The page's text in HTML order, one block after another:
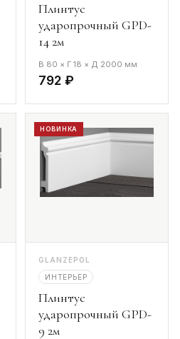
Плинтус
ударопрочный GPD-
14 2м
В 80 × Г 18 × Д 2000 мм
792 ₽
НОВИНКА
GLANZEPOL
ИНТЕРЬЕР
Плинтус
ударопрочный GPD-
9 2м